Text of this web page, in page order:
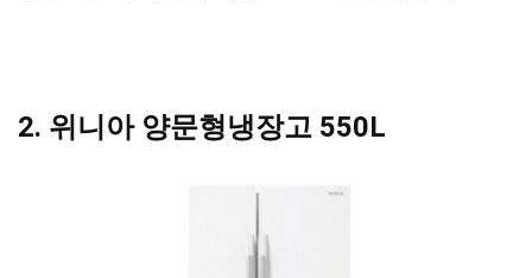
2. 위니아 양문형냉장고 550L